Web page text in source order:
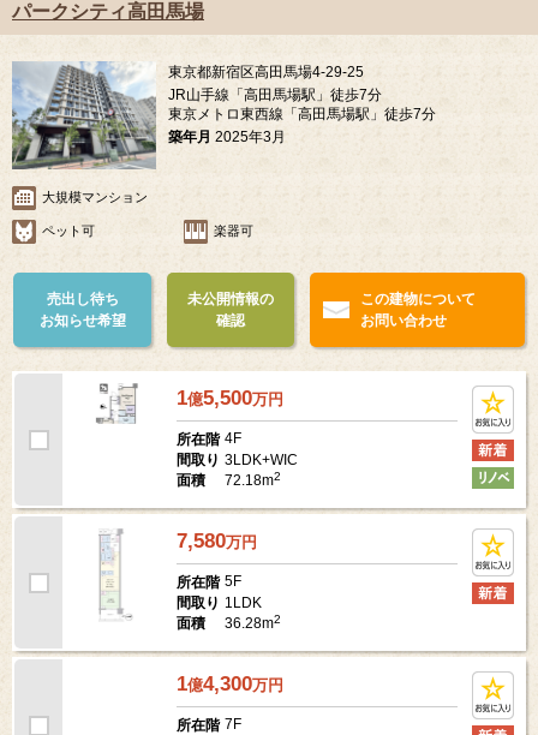
パークシティ高田馬場
東京都新宿区高田馬場4-29-25
JR山手線「高田馬場駅」徒歩7分
東京メトロ東西線「高田馬場駅」徒歩7分
築年月 2025年3月
大規模マンション
ペット可 楽器可
売出し待ち
お知らせ希望
未公開情報の
確認
この建物について
お問い合わせ
1億5,500万円
所在階 4F
間取り 3LDK+WIC
面積
72.18m2
7,580万円
所在階 5F
間取り 1LDK
面積
36.28m2
1億4,300万円
所在階 7F